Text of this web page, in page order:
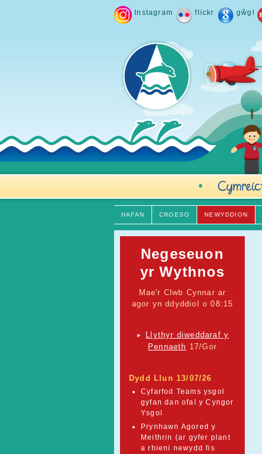
Instagram flickr gŵgl
HAFAN CROESO NEWYDDION
Negeseuon
yr Wythnos
Mae'r Clwb Cynnar ar
agor yn ddyddiol o 08:15
►
Llythyr diweddaraf y
Pennaeth 17/Gor
Dydd Llun 13/07/26
Cyfarfod Teams ysgol
gyfan dan ofal y Cyngor
Ysgol
Prynhawn Agored y
Meithrin (ar gyfer plant
a rhieni newydd fis